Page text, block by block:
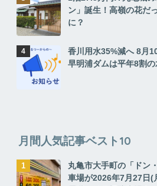
ン」誕生！高嶺の花だ
に？
香川用水35%減へ 8月
早明浦ダムは平年8割の
月間人気記事ベスト10
丸亀市大手町の「ドン
車場が2026年7月27日(